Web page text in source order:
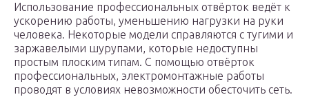
Использование профессиональных отвёрток ведёт к
ускорению работы, уменьшению нагрузки на руки
человека. Некоторые модели справляются с тугими и
заржавелыми шурупами, которые недоступны
простым плоским типам. С помощью отвёрток
профессиональных, электромонтажные работы
проводят в условиях невозможности обесточить сеть.